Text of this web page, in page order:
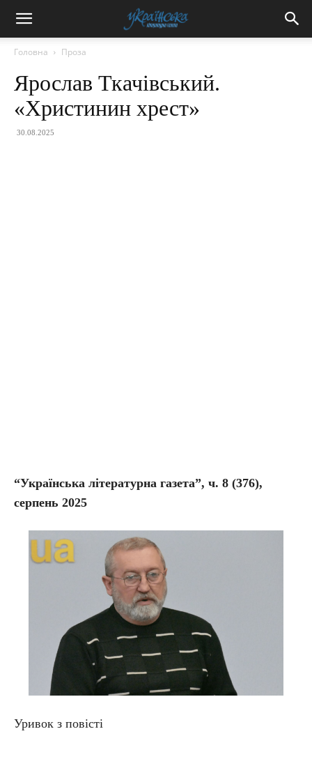
Головна Проза
Ярослав Ткачівський.
«Христинин хрест»
30.08.2025
“Українська літературна газета”, ч. 8 (376),
серпень 2025
Уривок з повісті